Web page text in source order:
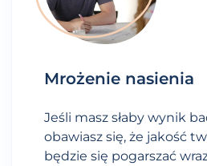
Mrożenie nasienia
Jeśli masz słaby wynik
obawiasz się, że jakość
będzie się pogarszać